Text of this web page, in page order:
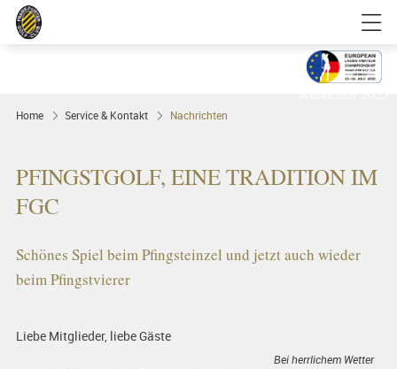
Home Service & Kontakt Nachrichten
PFINGSTGOLF, EINE TRADITION IM
FGC
Schönes Spiel beim Pfingsteinzel und jetzt auch wieder
beim Pfingstvierer
Liebe Mitglieder, liebe Gäste
Bei herrlichem Wetter